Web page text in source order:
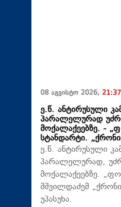
08 აგვისტო 2026, 21:37
ე.წ. ანტირუსული
პარალელურად
მოქალაქეებზე. -
სტანდარტი.
ე.წ. ანტირუსული
პარალელურად,
მოქალაქეებზე.
მშვილდაძემ
უპასუხა.